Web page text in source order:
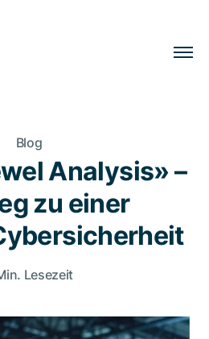
Blog
Analysis» –
zu einer
Lesezeit